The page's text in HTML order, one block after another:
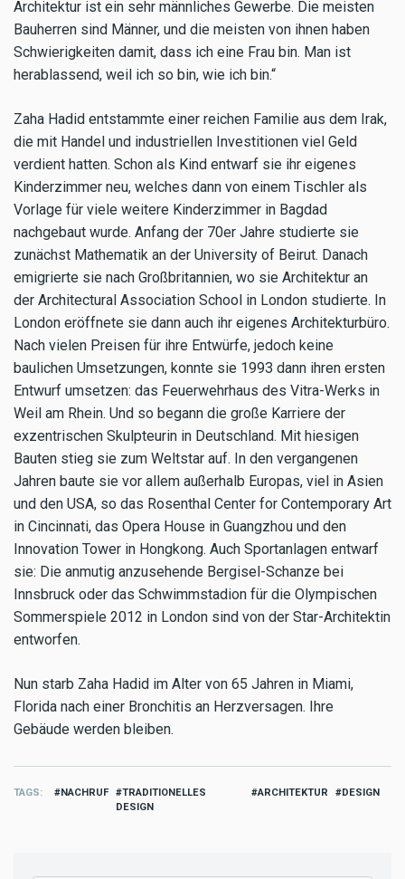
Architektur ist ein sehr männliches Gewerbe. Die meisten
Bauherren sind Männer, und die meisten von ihnen haben
Schwierigkeiten damit, dass ich eine Frau bin. Man ist
herablassend, weil ich so bin, wie ich bin.“
Zaha Hadid entstammte einer reichen Familie aus dem Irak,
die mit Handel und industriellen Investitionen viel Geld
verdient hatten. Schon als Kind entwarf sie ihr eigenes
Kinderzimmer neu, welches dann von einem Tischler als
Vorlage für viele weitere Kinderzimmer in Bagdad
nachgebaut wurde. Anfang der 70er Jahre studierte sie
zunächst Mathematik an der University of Beirut. Danach
emigrierte sie nach Großbritannien, wo sie Architektur an
der Architectural Association School in London studierte. In
London eröffnete sie dann auch ihr eigenes Architekturbüro.
Nach vielen Preisen für ihre Entwürfe, jedoch keine
baulichen Umsetzungen, konnte sie 1993 dann ihren ersten
Entwurf umsetzen: das Feuerwehrhaus des Vitra-Werks in
Weil am Rhein. Und so begann die große Karriere der
exzentrischen Skulpteurin in Deutschland. Mit hiesigen
Bauten stieg sie zum Weltstar auf. In den vergangenen
Jahren baute sie vor allem außerhalb Europas, viel in Asien
und den USA, so das Rosenthal Center for Contemporary Art
in Cincinnati, das Opera House in Guangzhou und den
Innovation Tower in Hongkong. Auch Sportanlagen entwarf
sie: Die anmutig anzusehende Bergisel-Schanze bei
Innsbruck oder das Schwimmstadion für die Olympischen
Sommerspiele 2012 in London sind von der Star-Architektin
entworfen.
Nun starb Zaha Hadid im Alter von 65 Jahren in Miami,
Florida nach einer Bronchitis an Herzversagen. Ihre
Gebäude werden bleiben.
TAGS NACHRUF
TRADITIONELLES
DESIGN
ARCHITEKTUR DESIGN